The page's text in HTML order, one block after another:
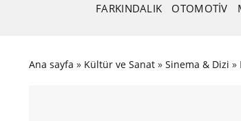
FARKINDALIK
OTOMOTIV
Ana sayfa » Kültür ve Sanat » Sinema & Dizi »